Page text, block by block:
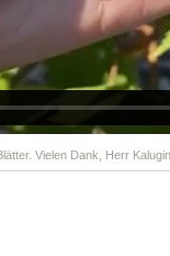
Vielen Dank, Herr